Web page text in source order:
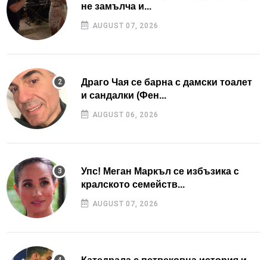
не замълча и...
AUGUST 07, 2026
Драго Чая се барна с дамски тоалет
и сандалки (Фен...
AUGUST 06, 2026
Упс! Меган Маркъл се избъзика с
кралското семейств...
AUGUST 07, 2026